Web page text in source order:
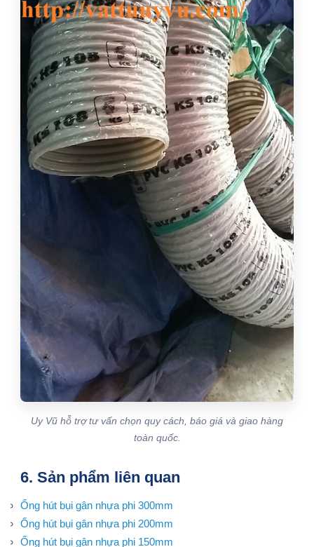
Uy Vũ hỗ trợ tư vấn chọn quy cách, báo giá và giao hàng
toàn quốc.
6. Sản phẩm liên quan
Ống hút bụi gân nhựa phi 300mm
Ống hút bụi gân nhựa phi 200mm
Ống hút bụi gân nhựa phi 150mm